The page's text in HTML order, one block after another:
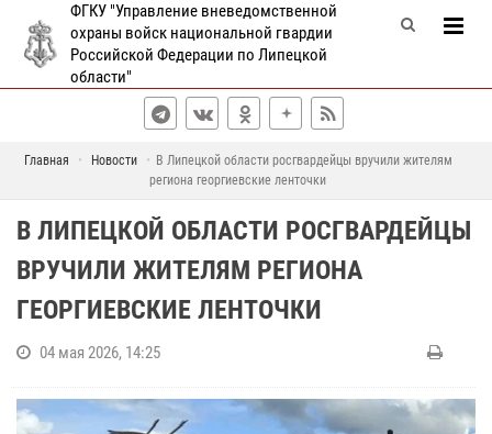
ФГКУ "Управление вневедомственной
охраны войск национальной гвардии
Российской Федерации по Липецкой
области"
Главная Новости
В Липецкой области росгвардейцы вручили жителям
региона георгиевские ленточки
В ЛИПЕЦКОЙ ОБЛАСТИ РОСГВАРДЕЙЦЫ
ВРУЧИЛИ ЖИТЕЛЯМ РЕГИОНА
ГЕОРГИЕВСКИЕ ЛЕНТОЧКИ
04 мая 2026, 14:25